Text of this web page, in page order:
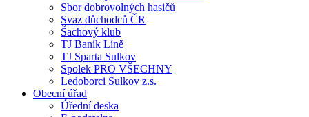
Sbor dobrovolných hasičů
Svaz důchodců ČR
Šachový klub
TJ Baník Líně
TJ Sparta Sulkov
Spolek PRO VŠECHNY
Ledoborci Sulkov z.s.
Obecní úřad
Úřední deska